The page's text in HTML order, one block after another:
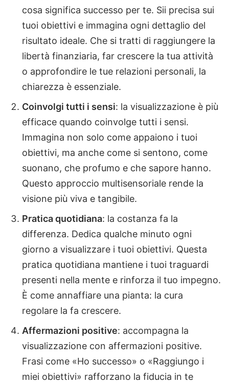
cosa significa successo per te. Sii precisa sui
tuoi obiettivi e immagina ogni dettaglio del
risultato ideale. Che si tratti di raggiungere la
libertà finanziaria, far crescere la tua attività
o approfondire le tue relazioni personali, la
chiarezza è essenziale.
Coinvolgi tutti i sensi: la visualizzazione è più
efficace quando coinvolge tutti i sensi.
Immagina non solo come appaiono i tuoi
obiettivi, ma anche come si sentono, come
suonano, che profumo e che sapore hanno.
Questo approccio multisensoriale rende la
visione più viva e tangibile.
Pratica quotidiana: la costanza fa la
differenza. Dedica qualche minuto ogni
giorno a visualizzare i tuoi obiettivi. Questa
pratica quotidiana mantiene i tuoi traguardi
presenti nella mente e rinforza il tuo impegno.
È come annaffiare una pianta: la cura
regolare la fa crescere.
Affermazioni positive: accompagna la
visualizzazione con affermazioni positive.
Frasi come «Ho successo» o «Raggiungo i
miei obiettivi» rafforzano la fiducia in te